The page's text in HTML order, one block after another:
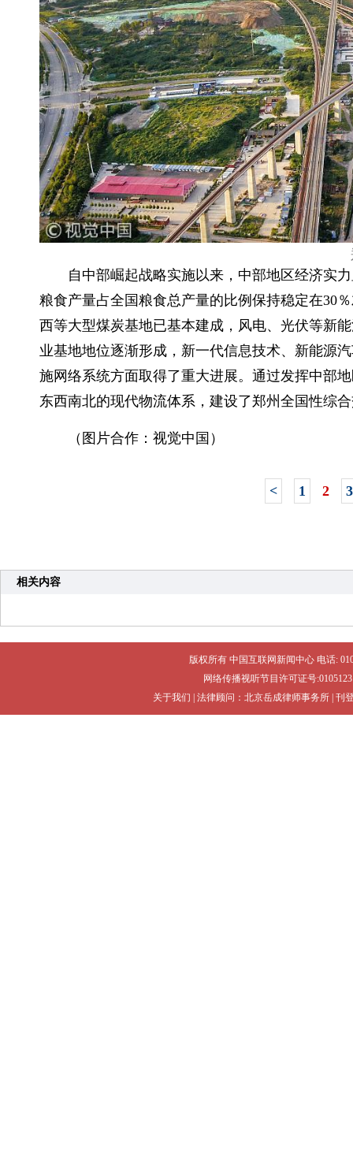
自中部崛起战略实施以来，中部地区经济实
粮食产量占全国粮食总产量的比例保持稳定在30
西等大型煤炭基地已基本建成，风电、光伏等新
业基地地位逐渐形成，新一代信息技术、新能源
施网络系统方面取得了重大进展。通过发挥中部
东西南北的现代物流体系，建设了郑州全国性综
（图片合作：视觉中国）
< 1 2 3
相关内容